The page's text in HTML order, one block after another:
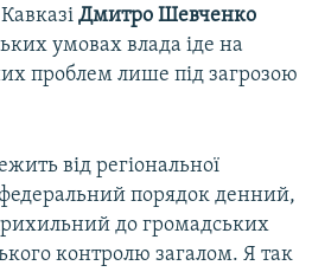
Дмитро Шевченко
умовах влада іде на
проблем лише під загрозою
від регіональної
порядок денний,
до громадських
контролю загалом. Я так